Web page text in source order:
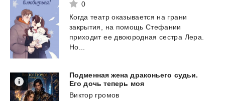
0
Когда театр оказывается на грани
закрытия, на помощь Стефании
приходит ее двоюродная сестра Лера.
Но...
Подменная жена драконьего судьи.
Его дочь теперь моя
Виктор громов